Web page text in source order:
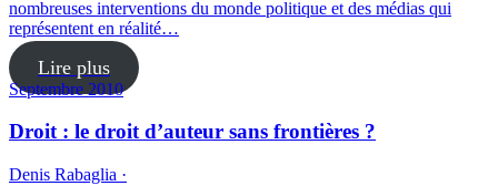
nombreuses interventions du monde politique et des médias qui
représentent en réalité…
Lire plus
Septembre 2010
Droit : le droit d’auteur sans frontières ?
Denis Rabaglia ·